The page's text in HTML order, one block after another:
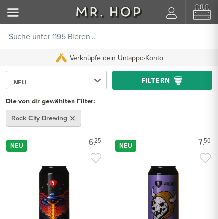
Verknüpfe dein Untappd-Konto
FILTERN
Die von dir gewählten Filter:
Rock City Brewing
6.25
NEU 7.50
NEU